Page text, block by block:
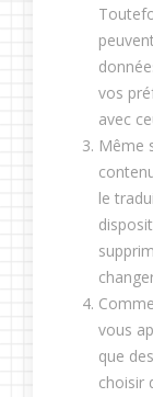
vos
avec
Même
le
vous
que
choisir